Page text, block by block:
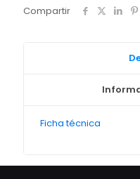
Compartir
Ficha técnica